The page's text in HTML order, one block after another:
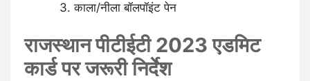
काला/नीला बॉलपॉइंट पेन
राजस्थान पीटीईटी 2023 एडमिट
कार्ड पर जरूरी निर्देश